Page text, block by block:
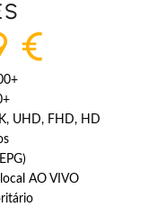
€
UHD, FHD, HD
AO VIVO